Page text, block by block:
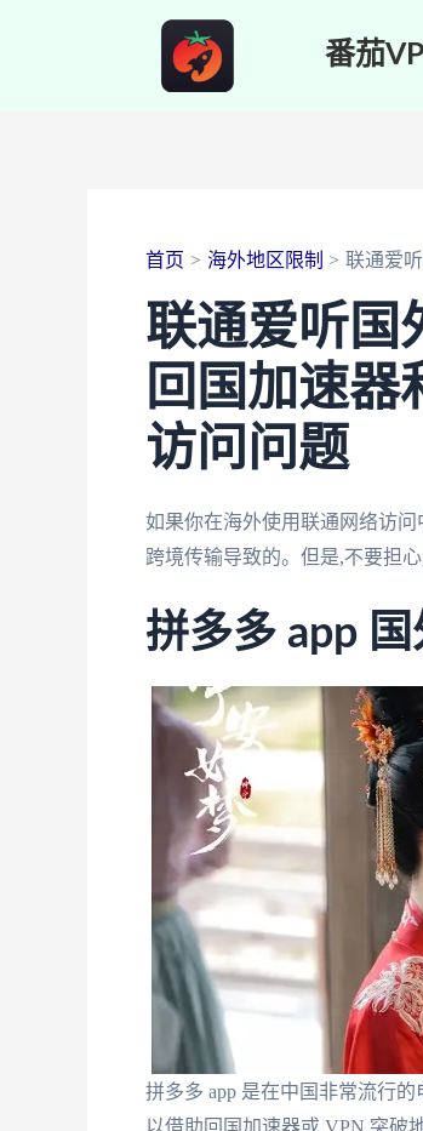
番茄
首页 海外地区限制 联通爱
联通爱听国
回国加速器
访问问题
如果你在海外使用联通网络访
跨境传输导致的。但是,不要担
拼多多 app
拼多多 app 是在中国非常流行
以借助回国加速器或 VPN 突破